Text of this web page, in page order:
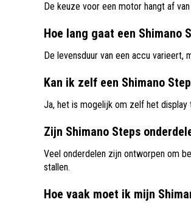
De keuze voor een motor hangt af
Hoe lang gaat een Shimano
De levensduur van een accu varieert,
Kan ik zelf een Shimano
Ja, het is mogelijk om zelf het
Zijn Shimano Steps
Veel onderdelen zijn ontworpen om
stallen.
Hoe vaak moet ik mijn